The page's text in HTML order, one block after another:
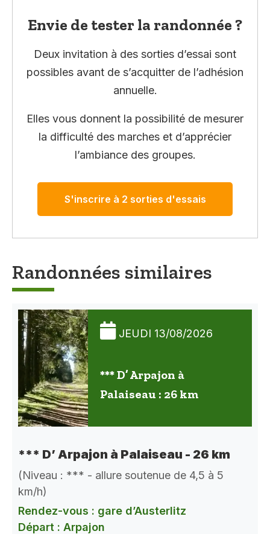
Envie de tester la randonnée ?
Deux invitation à des sorties d’essai sont
possibles avant de s’acquitter de l’adhésion
annuelle.
Elles vous donnent la possibilité de mesurer
la difficulté des marches et d’apprécier
l’ambiance des groupes.
S'inscrire à 2 sorties d'essais
Randonnées similaires
JEUDI 13/08/2026
*** D’ Arpajon à
Palaiseau : 26 km
*** D’ Arpajon à Palaiseau - 26 km
(Niveau : *** - allure soutenue de 4,5 à 5
km/h)
Rendez-vous : gare d’Austerlitz
Départ : Arpajon